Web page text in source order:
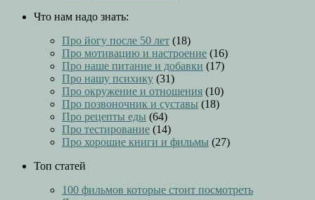
Что нам надо знать:
Про йогу после 50 лет (18)
Про мотивацию и настроение (16)
Про наше питание и добавки (17)
Про нашу психику (31)
Про окружение и отношения (10)
Про позвоночник и суставы (18)
Про рецепты еды (64)
Про тестирование (14)
Про хорошие книги и фильмы (27)
Топ статей
100 фильмов которые стоит посмотреть